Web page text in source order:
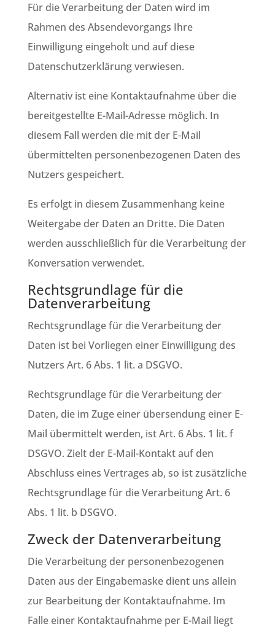
Für die Verarbeitung der Daten wird im
Rahmen des Absendevorgangs Ihre
Einwilligung eingeholt und auf diese
Datenschutzerklärung verwiesen.
Alternativ ist eine Kontaktaufnahme über die
bereitgestellte E-Mail-Adresse möglich. In
diesem Fall werden die mit der E-Mail
übermittelten personenbezogenen Daten des
Nutzers gespeichert.
Es erfolgt in diesem Zusammenhang keine
Weitergabe der Daten an Dritte. Die Daten
werden ausschließlich für die Verarbeitung der
Konversation verwendet.
Rechtsgrundlage für die
Datenverarbeitung
Rechtsgrundlage für die Verarbeitung der
Daten ist bei Vorliegen einer Einwilligung des
Nutzers Art. 6 Abs. 1 lit. a DSGVO.
Rechtsgrundlage für die Verarbeitung der
Daten, die im Zuge einer übersendung einer E-
Mail übermittelt werden, ist Art. 6 Abs. 1 lit. f
DSGVO. Zielt der E-Mail-Kontakt auf den
Abschluss eines Vertrages ab, so ist zusätzliche
Rechtsgrundlage für die Verarbeitung Art. 6
Abs. 1 lit. b DSGVO.
Zweck der Datenverarbeitung
Die Verarbeitung der personenbezogenen
Daten aus der Eingabemaske dient uns allein
zur Bearbeitung der Kontaktaufnahme. Im
Falle einer Kontaktaufnahme per E-Mail liegt